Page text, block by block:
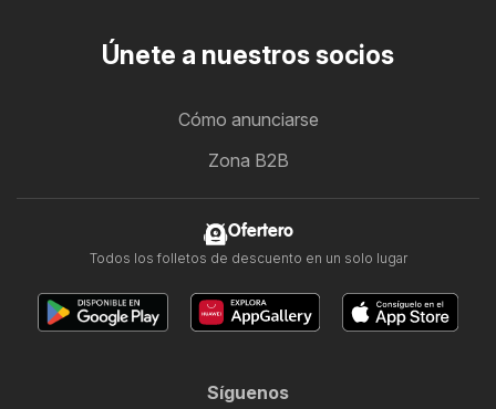
Únete a nuestros socios
Cómo anunciarse
Zona B2B
Ofertero
Todos los folletos de descuento en un solo lugar
Síguenos